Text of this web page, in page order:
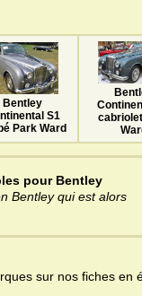
Bentley
S1
Park Ward
pour Bentley
Bentley qui est alors
sur nos fiches en